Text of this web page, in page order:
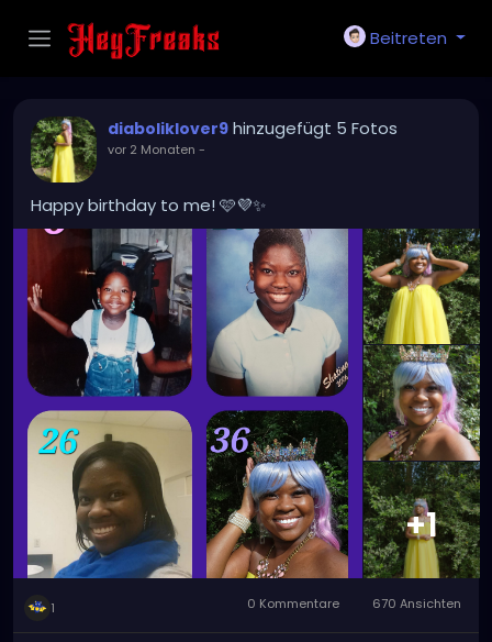
Beitreten
diaboliklover9 hinzugefügt 5 Fotos
vor 2 Monaten -
Happy birthday to me! 🩷💜✨️
+1
1 0 Kommentare 670 Ansichten